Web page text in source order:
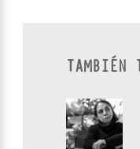
TAMBIÉN